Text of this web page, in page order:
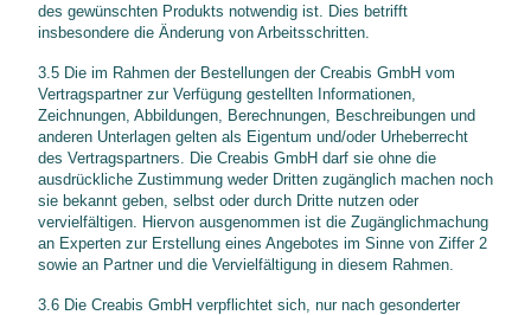
des gewünschten Produkts notwendig ist. Dies betrifft
insbesondere die Änderung von Arbeitsschritten.
3.5 Die im Rahmen der Bestellungen der Creabis GmbH vom
Vertragspartner zur Verfügung gestellten Informationen,
Zeichnungen, Abbildungen, Berechnungen, Beschreibungen und
anderen Unterlagen gelten als Eigentum und/oder Urheberrecht
des Vertragspartners. Die Creabis GmbH darf sie ohne die
ausdrückliche Zustimmung weder Dritten zugänglich machen noch
sie bekannt geben, selbst oder durch Dritte nutzen oder
vervielfältigen. Hiervon ausgenommen ist die Zugänglichmachung
an Experten zur Erstellung eines Angebotes im Sinne von Ziffer 2
sowie an Partner und die Vervielfältigung in diesem Rahmen.
3.6 Die Creabis GmbH verpflichtet sich, nur nach gesonderter